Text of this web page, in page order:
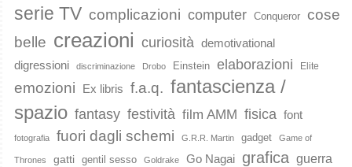
serie TV complicazioni computer Conqueror
cose
belle creazioni curiosità demotivational
digressioni
discriminazione Drobo Einstein elaborazioni Elite
emozioni Ex libris f.a.q. fantascienza /
spazio fantasy festività film AMM fisica font
fotografia fuori dagli schemi G.R.R. Martin gadget Game of
Thrones gatti gentil sesso Goldrake Go Nagai grafica guerra